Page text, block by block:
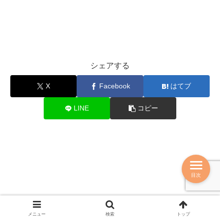
シェアする
X Facebook はてブ
LINE コピー
メニュー 検索 トップ
目次